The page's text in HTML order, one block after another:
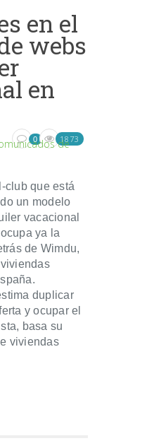
en el
webs
en
de
0 1873
que está
un modelo
vacacional
ya la
de Wimdu,
duplicar
y ocupar el
basa su
viviendas